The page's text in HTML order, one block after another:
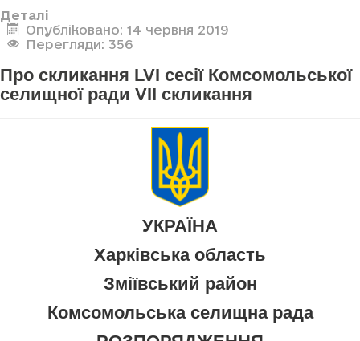
Деталі
Опубліковано: 14 червня 2019
Перегляди: 356
Про скликання LVI сесії Комсомольської
селищної ради VII скликання
УКРАЇНА
Харківська область
Зміївський район
Комсомольська селищна рада